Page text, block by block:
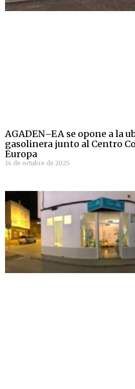
AGADEN–EA se opone a la
gasolinera junto al Centro
Europa
14 de octubre de 2025